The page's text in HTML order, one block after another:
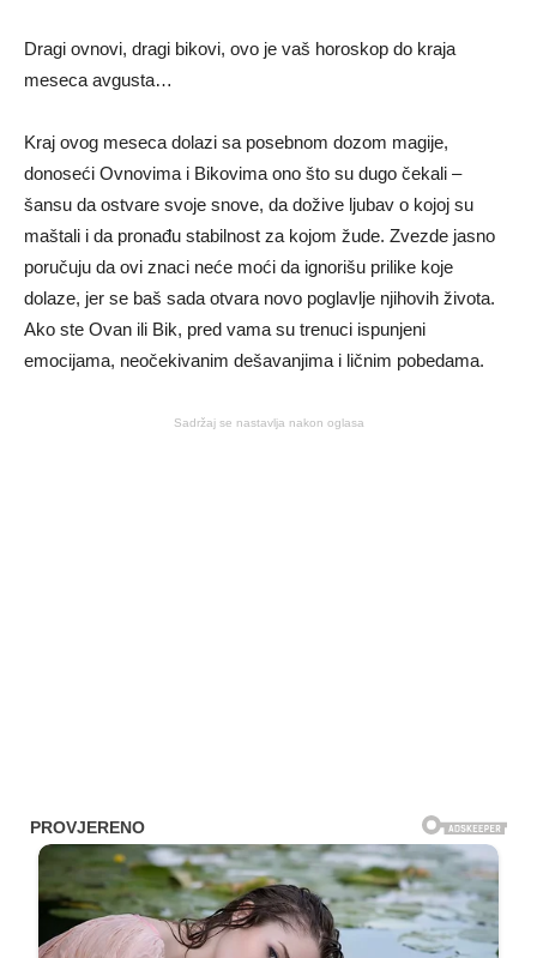
Dragi ovnovi, dragi bikovi, ovo je vaš horoskop do kraja
meseca avgusta…
Kraj ovog meseca dolazi sa posebnom dozom magije,
donoseći Ovnovima i Bikovima ono što su dugo čekali –
šansu da ostvare svoje snove, da dožive ljubav o kojoj su
maštali i da pronađu stabilnost za kojom žude. Zvezde jasno
poručuju da ovi znaci neće moći da ignorišu prilike koje
dolaze, jer se baš sada otvara novo poglavlje njihovih života.
Ako ste Ovan ili Bik, pred vama su trenuci ispunjeni
emocijama, neočekivanim dešavanjima i ličnim pobedama.
Sadržaj se nastavlja nakon oglasa